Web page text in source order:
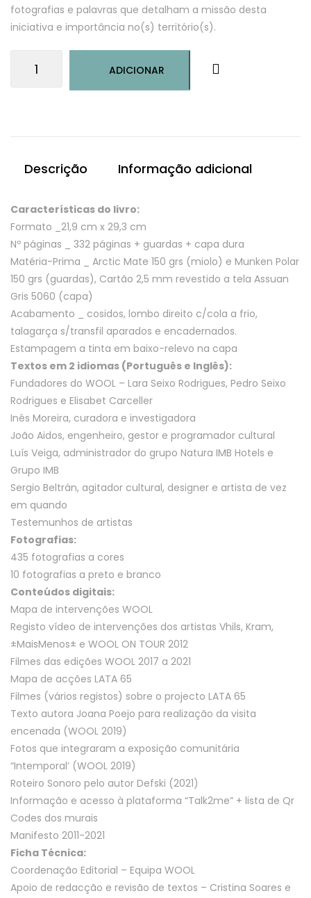
fotografias e palavras que detalham a missão desta
iniciativa e importância no(s) território(s).
Arte
2021"
ADICIONAR
Descrição Informação adicional
Características do livro:
Formato _21,9 cm x 29,3 cm
Nº páginas _ 332 páginas + guardas + capa dura
Matéria-Prima _ Arctic Mate 150 grs (miolo) e Munken Polar
150 grs (guardas), Cartão 2,5 mm revestido a tela Assuan
Gris 5060 (capa)
Acabamento _ cosidos, lombo direito c/cola a frio,
talagarça s/transfil aparados e encadernados.
Estampagem a tinta em baixo-relevo na capa
Textos em 2 idiomas (Português e Inglês):
Fundadores do WOOL – Lara Seixo Rodrigues, Pedro Seixo
Rodrigues e Elisabet Carceller
Inês Moreira, curadora e investigadora
João Aidos, engenheiro, gestor e programador cultural
Luís Veiga, administrador do grupo Natura IMB Hotels e
Grupo IMB
Sergio Beltrán, agitador cultural, designer e artista de vez
em quando
Testemunhos de artistas
Fotografias:
435 fotografias a cores
10 fotografias a preto e branco
Conteúdos digitais:
Mapa de intervenções WOOL
Registo vídeo de intervenções dos artistas Vhils, Kram,
±MaisMenos± e WOOL ON TOUR 2012
Filmes das edições WOOL 2017 a 2021
Mapa de acções LATA 65
Filmes (vários registos) sobre o projecto LATA 65
Texto autora Joana Poejo para realização da visita
encenada (WOOL 2019)
Fotos que integraram a exposição comunitária
“Intemporal’ (WOOL 2019)
Roteiro Sonoro pelo autor Defski (2021)
Informação e acesso à plataforma “Talk2me” + lista de Qr
Codes dos murais
Manifesto 2011-2021
Ficha Técnica:
Coordenação Editorial – Equipa WOOL
Apoio de redacção e revisão de textos – Cristina Soares e